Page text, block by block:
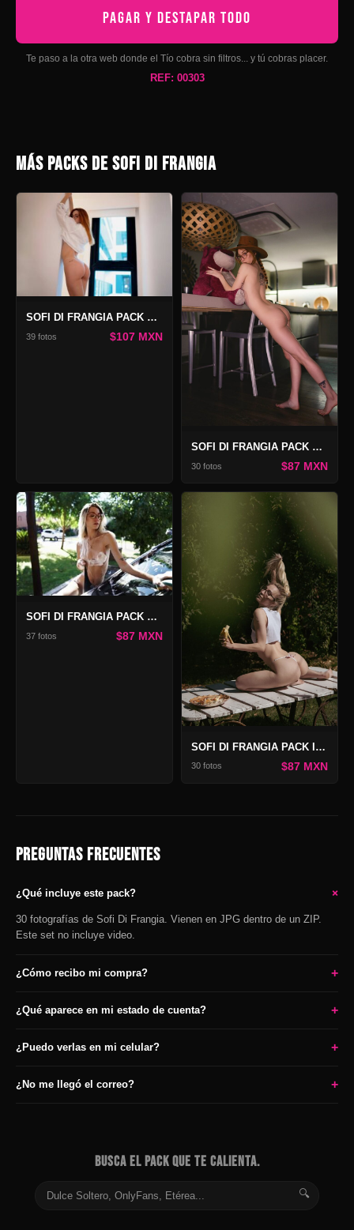
PAGAR Y DESTAPAR TODO
Te paso a la otra web donde el Tío cobra sin filtros... y tú cobras placer.
REF: 00303
MÁS PACKS DE SOFI DI FRANGIA
SOFI DI FRANGIA PACK THE ART OF SEDUCTION
39 fotos $107 MXN
SOFI DI FRANGIA PACK COWGIRL
30 fotos $87 MXN
SOFI DI FRANGIA PACK CAR WASH
37 fotos $87 MXN
SOFI DI FRANGIA PACK ICE CREAM
30 fotos $87 MXN
PREGUNTAS FRECUENTES
¿Qué incluye este pack? +
30 fotografías de Sofi Di Frangia. Vienen en JPG dentro de un ZIP.
Este set no incluye video.
¿Cómo recibo mi compra? +
¿Qué aparece en mi estado de cuenta? +
¿Puedo verlas en mi celular? +
¿No me llegó el correo? +
BUSCA EL PACK QUE TE CALIENTA.
🔍